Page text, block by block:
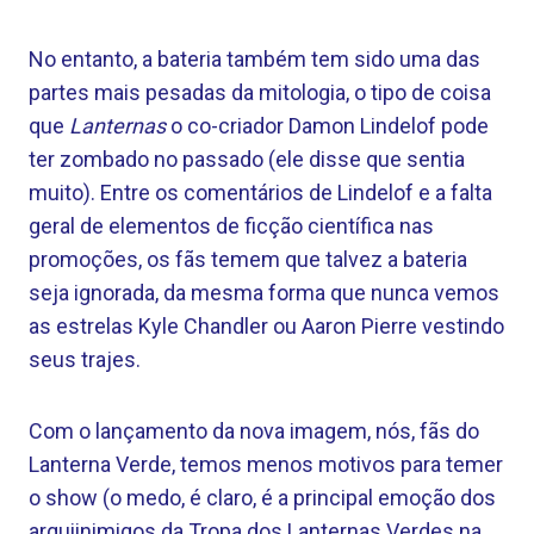
No entanto, a bateria também tem sido uma das
partes mais pesadas da mitologia, o tipo de coisa
que Lanternaso co-criador Damon Lindelof pode
ter zombado no passado (ele disse que sentia
muito). Entre os comentários de Lindelof e a falta
geral de elementos de ficção científica nas
promoções, os fãs temem que talvez a bateria
seja ignorada, da mesma forma que nunca vemos
as estrelas Kyle Chandler ou Aaron Pierre vestindo
seus trajes.
Com o lançamento da nova imagem, nós, fãs do
Lanterna Verde, temos menos motivos para temer
o show (o medo, é claro, é a principal emoção dos